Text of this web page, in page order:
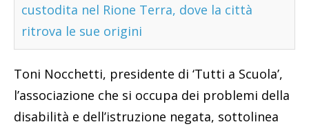
custodita nel Rione Terra, dove la città
ritrova le sue origini
Toni Nocchetti, presidente di ‘Tutti a Scuola’,
l’associazione che si occupa dei problemi della
disabilità e dell’istruzione negata, sottolinea